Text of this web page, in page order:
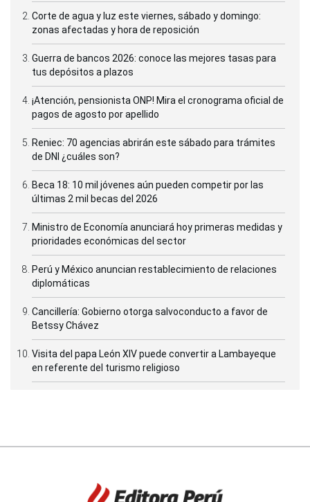
Corte de agua y luz este viernes, sábado y domingo:
zonas afectadas y hora de reposición
Guerra de bancos 2026: conoce las mejores tasas para
tus depósitos a plazos
¡Atención, pensionista ONP! Mira el cronograma oficial de
pagos de agosto por apellido
Reniec: 70 agencias abrirán este sábado para trámites
de DNI ¿cuáles son?
Beca 18: 10 mil jóvenes aún pueden competir por las
últimas 2 mil becas del 2026
Ministro de Economía anunciará hoy primeras medidas y
prioridades económicas del sector
Perú y México anuncian restablecimiento de relaciones
diplomáticas
Cancillería: Gobierno otorga salvoconducto a favor de
Betssy Chávez
Visita del papa León XIV puede convertir a Lambayeque
en referente del turismo religioso